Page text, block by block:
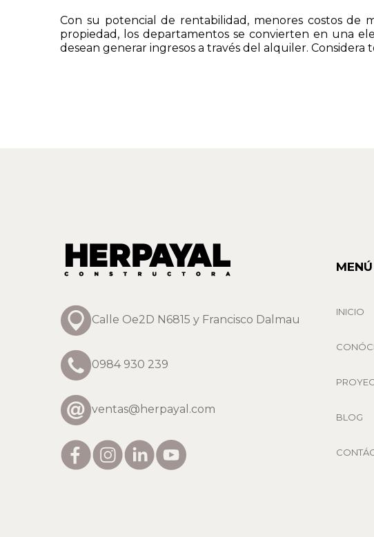
Con su potencial de rentabilidad, menores costos de
propiedad, los departamentos se convierten en una
desean generar ingresos a través del alquiler.
Calle Oe2D N6815 y Francisco Dalmau
0984 930 239
ventas@herpayal.com
INICIO
BLOG